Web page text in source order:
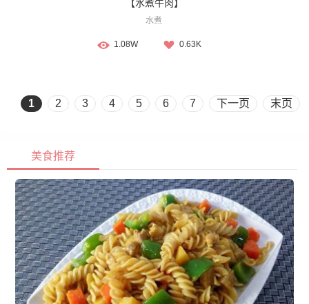
【水煮牛肉】
水煮
1.08W 0.63K
1 2 3 4 5 6 7 下一页 末页
美食推荐